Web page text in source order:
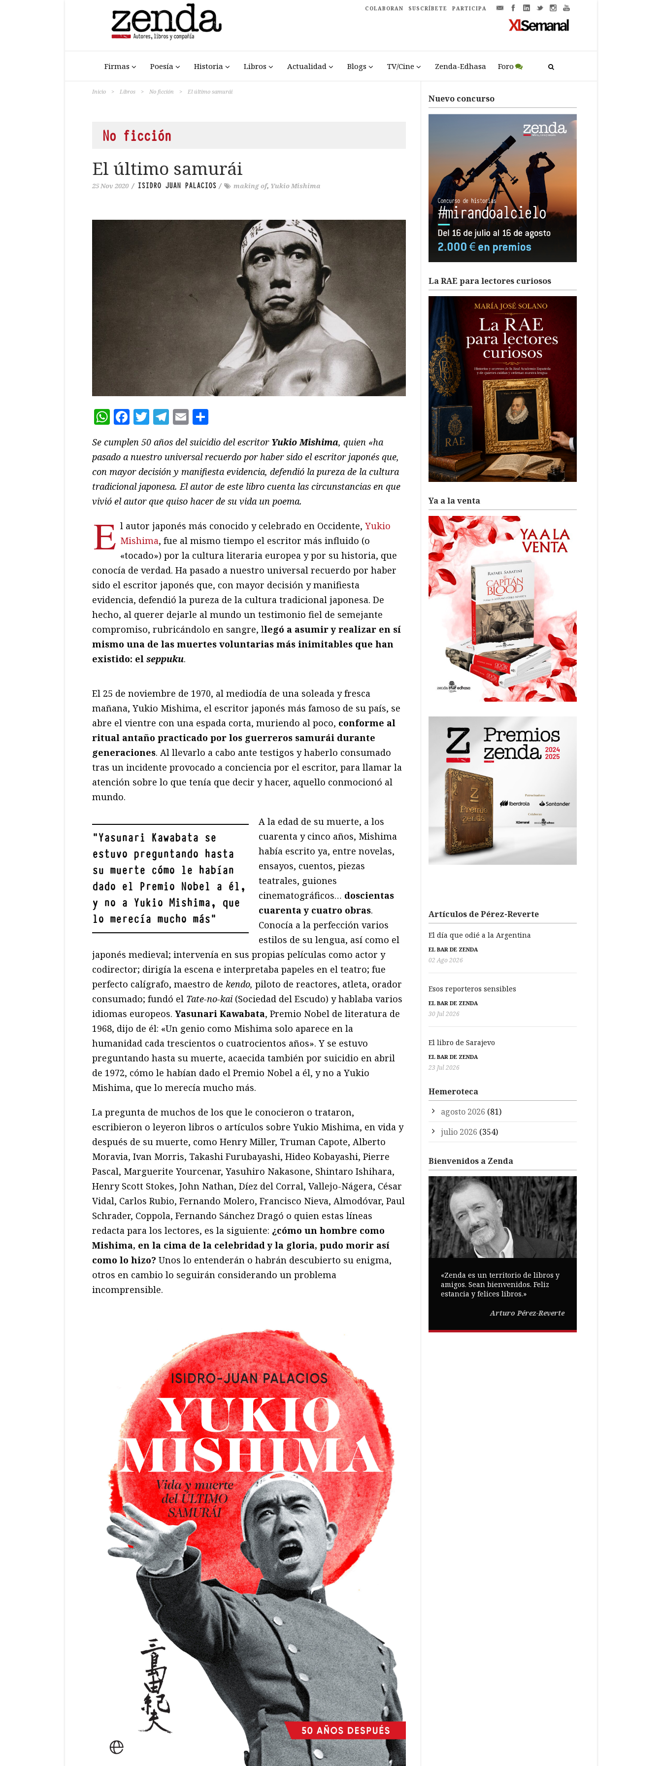
COLABORAN SUSCRÍBETE PARTICIPA
Firmas Poesía Historia Libros Actualidad Blogs TV/Cine Zenda-Edhasa Foro
Inicio > Libros > No ficción > El último samurái
No ficción
El último samurái
25 Nov 2020 / ISIDRO JUAN PALACIOS / making of, Yukio Mishima
WhatsApp
Facebook
Twitter
Telegram
Email
Se cumplen 50 años del suicidio del escritor Yukio Mishima, quien «ha
pasado a nuestro universal recuerdo por haber sido el escritor japonés que,
con mayor decisión y manifiesta evidencia, defendió la pureza de la cultura
tradicional japonesa. El autor de este libro cuenta las circunstancias en que
vivió el autor que quiso hacer de su vida un poema.
E l autor japonés más conocido y celebrado en Occidente, Yukio
Mishima, fue al mismo tiempo el escritor más influido (o
«tocado») por la cultura literaria europea y por su historia, que
conocía de verdad. Ha pasado a nuestro universal recuerdo por haber
sido el escritor japonés que, con mayor decisión y manifiesta
evidencia, defendió la pureza de la cultura tradicional japonesa. De
hecho, al querer dejarle al mundo un testimonio fiel de semejante
compromiso, rubricándolo en sangre, llegó a asumir y realizar en sí
mismo una de las muertes voluntarias más inimitables que han
existido: el seppuku.
El 25 de noviembre de 1970, al mediodía de una soleada y fresca
mañana, Yukio Mishima, el escritor japonés más famoso de su país, se
abre el vientre con una espada corta, muriendo al poco, conforme al
ritual antaño practicado por los guerreros samurái durante
generaciones. Al llevarlo a cabo ante testigos y haberlo consumado
tras un incidente provocado a conciencia por el escritor, para llamar la
atención sobre lo que tenía que decir y hacer, aquello conmocionó al
mundo.
"Yasunari Kawabata se
estuvo preguntando hasta
su muerte cómo le habían
dado el Premio Nobel a él,
y no a Yukio Mishima, que
lo merecía mucho más"
A la edad de su muerte, a los
cuarenta y cinco años, Mishima
había escrito ya, entre novelas,
ensayos, cuentos, piezas
teatrales, guiones
cinematográficos… doscientas
cuarenta y cuatro obras.
Conocía a la perfección varios
estilos de su lengua, así como el
japonés medieval; intervenía en sus propias películas como actor y
codirector; dirigía la escena e interpretaba papeles en el teatro; fue
perfecto calígrafo, maestro de kendo, piloto de reactores, atleta, orador
consumado; fundó el Tate-no-kai (Sociedad del Escudo) y hablaba varios
idiomas europeos. Yasunari Kawabata, Premio Nobel de literatura de
1968, dijo de él: «Un genio como Mishima solo aparece en la
humanidad cada trescientos o cuatrocientos años». Y se estuvo
preguntando hasta su muerte, acaecida también por suicidio en abril
de 1972, cómo le habían dado el Premio Nobel a él, y no a Yukio
Mishima, que lo merecía mucho más.
La pregunta de muchos de los que le conocieron o trataron,
escribieron o leyeron libros o artículos sobre Yukio Mishima, en vida y
después de su muerte, como Henry Miller, Truman Capote, Alberto
Moravia, Ivan Morris, Takashi Furubayashi, Hideo Kobayashi, Pierre
Pascal, Marguerite Yourcenar, Yasuhiro Nakasone, Shintaro Ishihara,
Henry Scott Stokes, John Nathan, Díez del Corral, Vallejo-Nágera, César
Vidal, Carlos Rubio, Fernando Molero, Francisco Nieva, Almodóvar, Paul
Schrader, Coppola, Fernando Sánchez Dragó o quien estas líneas
redacta para los lectores, es la siguiente: ¿cómo un hombre como
Mishima, en la cima de la celebridad y la gloria, pudo morir así
como lo hizo? Unos lo entenderán o habrán descubierto su enigma,
otros en cambio lo seguirán considerando un problema
incomprensible.
Nuevo concurso
La RAE para lectores curiosos
Ya a la venta
Artículos de Pérez-Reverte
El día que odié a la Argentina
EL BAR DE ZENDA
02 Ago 2026
Esos reporteros sensibles
EL BAR DE ZENDA
30 Jul 2026
El libro de Sarajevo
EL BAR DE ZENDA
23 Jul 2026
Hemeroteca
agosto 2026 (81)
julio 2026 (354)
Bienvenidos a Zenda
«Zenda es un territorio de libros y
amigos. Sean bienvenidos. Feliz
estancia y felices libros.»
Arturo Pérez-Reverte